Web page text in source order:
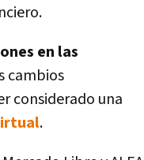
en las
cambios
considerado una
.